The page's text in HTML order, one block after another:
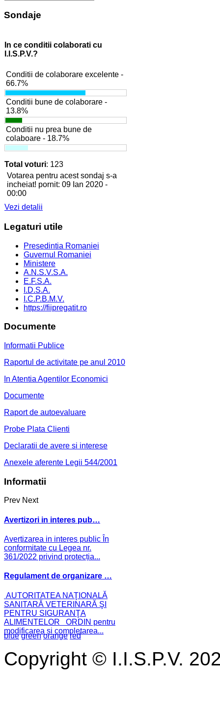
Sondaje
In ce conditii colaborati cu
I.I.S.P.V.?
Conditii de colaborare excelente -
66.7%
Conditii bune de colaborare -
13.8%
Conditii nu prea bune de
colaboare - 18.7%
Total voturi: 123
Votarea pentru acest sondaj s-a
incheiat! pornit: 09 Ian 2020 -
00:00
Vezi detalii
Legaturi utile
Presedintia Romaniei
Guvernul Romaniei
Ministere
A.N.S.V.S.A.
E.F.S.A.
I.D.S.A.
I.C.P.B.M.V.
https://fiipregatit.ro
Documente
Informatii Publice
Raportul de activitate pe anul 2010
In Atentia Agentilor Economici
Documente
Raport de autoevaluare
Probe Plata Clienti
Declaratii de avere si interese
Anexele aferente Legii 544/2001
Informatii
Prev Next
Avertizori in interes pub…
Avertizarea in interes public În
conformitate cu Legea nr.
361/2022 privind protecția...
Regulament de organizare …
AUTORITATEA NAŢIONALĂ
SANITARĂ VETERINARĂ ŞI
PENTRU SIGURANŢA
ALIMENTELOR ORDIN pentru
modificarea și completarea...
blue green orange red
Copyright © I.I.S.P.V.